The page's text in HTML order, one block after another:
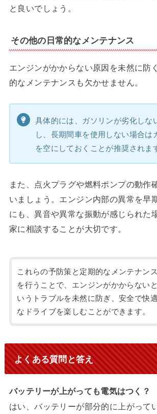
と良いでしょう。
その他の日常的なメンテナンス
エンジンがかからない原因を未然に防
的なメンテナンスも欠かせません。
具体的には、ガソリンが劣化しな
し、長期間車を使用しない場合は
を空にしておくことが推奨されま
また、点火プラグや燃料ポンプの動作
いましょう。エンジン内部の異常を早
にも、異音や異常な振動が感じられた
家に相談することが大切です。
これらの予防策と定期的なメンテナンス
を行うことで、エンジンがかからないと
いうトラブルを未然に防ぎ、安全で快適
なドライブを楽しむことができます。
よくある質問と答え
バッテリーが上がっても電気はつく？
はい、バッテリーが部分的に上がって